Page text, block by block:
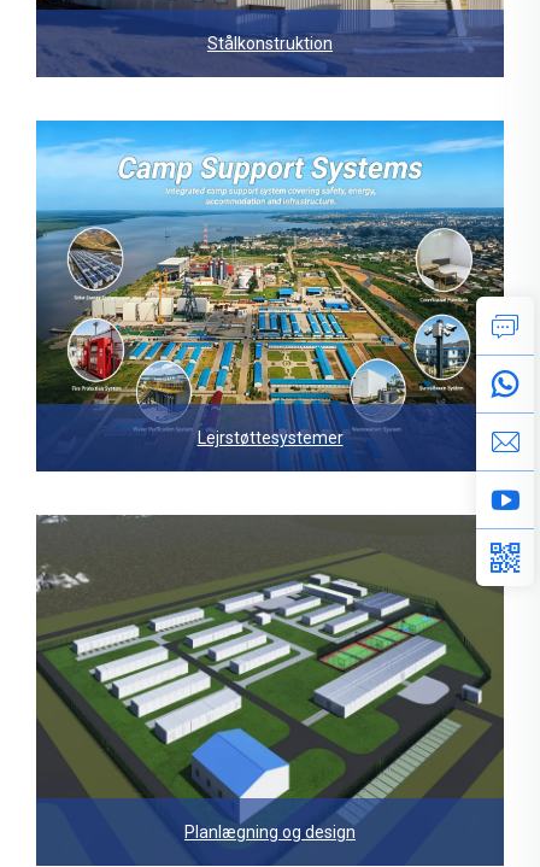
Stålkonstruktion
Lejrstøttesystemer
Planlægning og design